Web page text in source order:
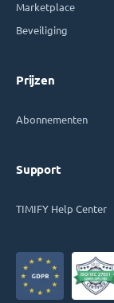
Marketplace
Beveiliging
Prijzen
Abonnementen
Support
TIMIFY Help Center